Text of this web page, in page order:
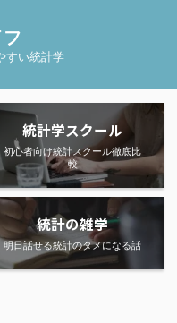
すい統計学
統計学スクール
初心者向け統計スクール徹底比
較
統計の雑学
明日話せる統計のタメになる話